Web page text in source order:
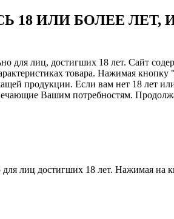
ИЛИ БОЛЕЕ ЛЕТ,
для лиц, достигших 18 лет. Сайт
товара. Нажимая
продукции. Если вам нет 18 лет
Вашим потребностям.
лиц достигших 18 лет. Нажимая